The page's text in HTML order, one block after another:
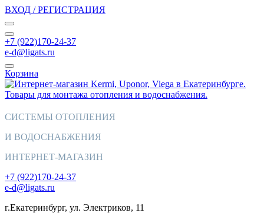
ВХОД / РЕГИСТРАЦИЯ
+7 (922)170-24-37
e-d@ligats.ru
Корзина
СИСТЕМЫ ОТОПЛЕНИЯ
И ВОДОСНАБЖЕНИЯ
ИНТЕРНЕТ-МАГАЗИН
+7 (922)170-24-37
e-d@ligats.ru
г.Екатеринбург, ул. Электриков, 11